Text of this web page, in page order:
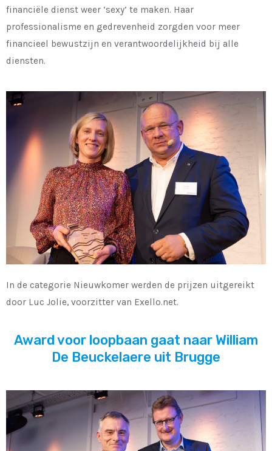
financiële dienst weer ‘sexy’ te maken. Haar
professionalisme en gedrevenheid zorgden voor meer
financieel bewustzijn en verantwoordelijkheid bij alle
diensten.
In de categorie Nieuwkomer werden de prijzen uitgereikt
door Luc Jolie, voorzitter van Exello.net.
Award voor loopbaan gaat naar William
De Beuckelaere uit Brugge